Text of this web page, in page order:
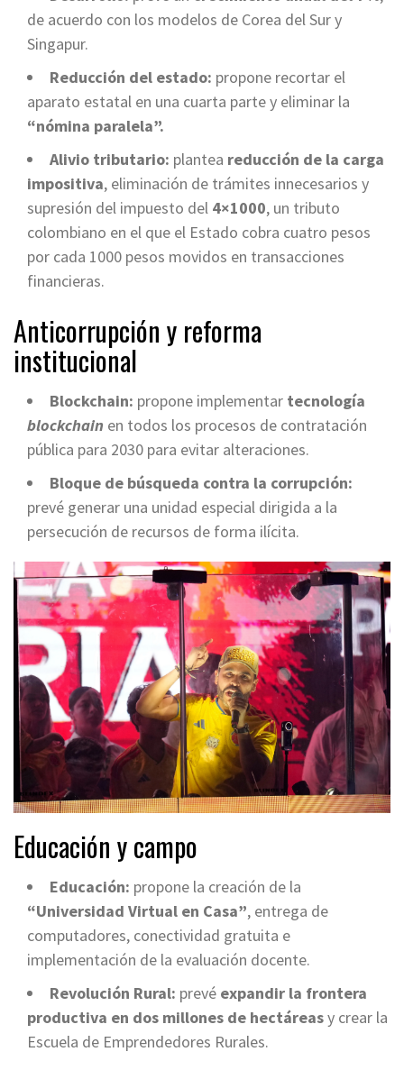
de acuerdo con los modelos de Corea del Sur y
Singapur.
Reducción del estado: propone recortar el
aparato estatal en una cuarta parte y eliminar la
“nómina paralela”.
Alivio tributario: plantea reducción de la carga
impositiva, eliminación de trámites innecesarios y
supresión del impuesto del 4×1000, un tributo
colombiano en el que el Estado cobra cuatro pesos
por cada 1000 pesos movidos en transacciones
financieras.
Anticorrupción y reforma
institucional
Blockchain: propone implementar tecnología
blockchain en todos los procesos de contratación
pública para 2030 para evitar alteraciones.
Bloque de búsqueda contra la corrupción:
prevé generar una unidad especial dirigida a la
persecución de recursos de forma ilícita.
Educación y campo
Educación: propone la creación de la
“Universidad Virtual en Casa”, entrega de
computadores, conectividad gratuita e
implementación de la evaluación docente.
Revolución Rural: prevé expandir la frontera
productiva en dos millones de hectáreasy crear la
Escuela de Emprendedores Rurales.